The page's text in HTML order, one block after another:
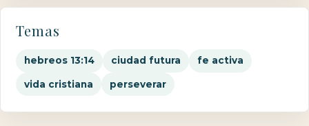
Temas
hebreos 13:14 ciudad futura fe activa
vida cristiana perseverar